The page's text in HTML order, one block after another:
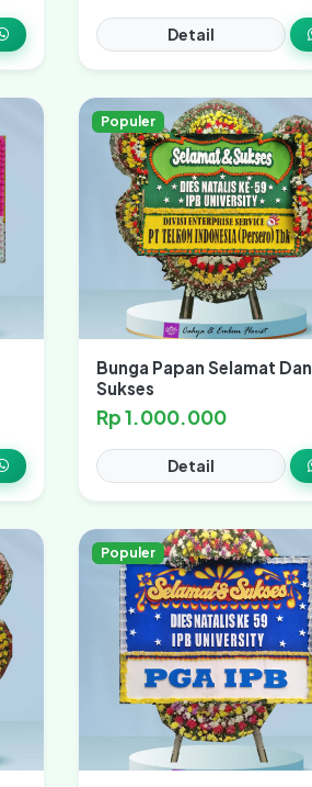
Detail
Populer
Bunga Papan Selamat Dan
Sukses
Rp 1.000.000
Detail
Populer